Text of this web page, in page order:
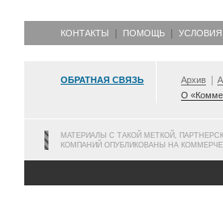
КОНТАКТЫ ПОМОЩЬ
ОБРАТНАЯ СВЯЗЬ Архив
О
МАТЕРИАЛЫ С ТАКОЙ МЕТКОЙ,
КОМПАНИЙ ОПУБЛИКОВАНЫ НА